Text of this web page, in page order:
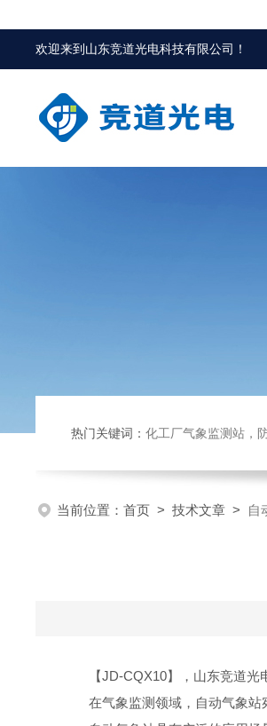
欢迎来到 山东竞道光电科技有限公司 ！
热门关键词： 化工厂气象监测站，防
当前位置： 首页 > 技术文章 > 自
【JD-CQX10】，山东竞道光
在气象监测领域，自动气象站宛